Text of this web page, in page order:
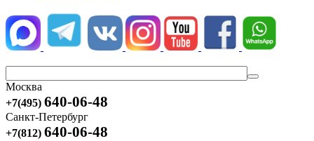
Москва
+7(495) 640-06-48
Санкт-Петербург
+7(812) 640-06-48